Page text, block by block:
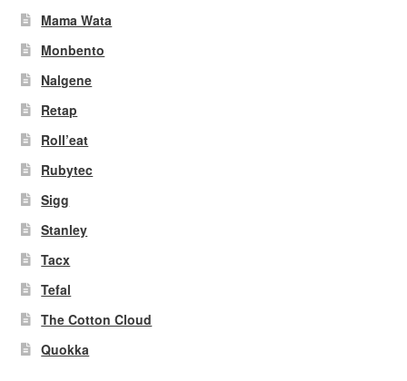
Mama Wata
Monbento
Nalgene
Retap
Roll’eat
Rubytec
Sigg
Stanley
Tacx
Tefal
The Cotton Cloud
Quokka